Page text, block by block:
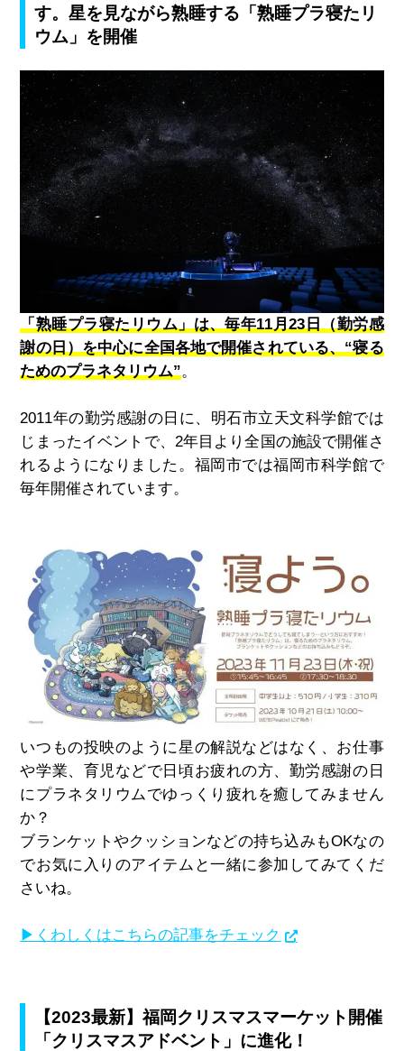
す。星を見ながら熟睡する「熟睡プラ寝たリ
ウム」を開催
「熟睡プラ寝たリウム」は、毎年11月23日（勤労感
謝の日）を中心に全国各地で開催されている、“寝る
ためのプラネタリウム”。
2011年の勤労感謝の日に、明石市立天文科学館では
じまったイベントで、 2年目より全国の施設で開催さ
れるようになりました。福岡市では福岡市科学館で
毎年開催されています。
いつもの投映のように星の解説などはなく、お仕事
や学業、育児などで日頃お疲れの方、勤労感謝の日
にプラネタリウムでゆっくり疲れを癒してみません
か？
ブランケットやクッションなどの持ち込みもOKなの
でお気に入りのアイテムと一緒に参加してみてくだ
さいね。
▶くわしくはこちらの記事をチェック
【2023最新】福岡クリスマスマーケット開催
「クリスマスアドベント」に進化！